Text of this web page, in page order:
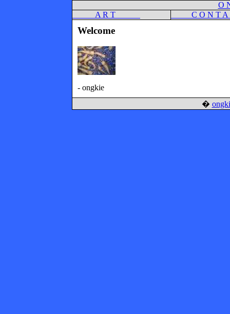
O
A R T
C O N T
Welcome
- ongkie
�